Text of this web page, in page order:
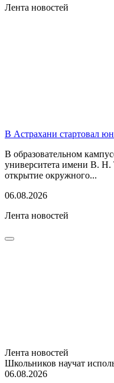
Лента новостей
В Астрахани стартовал
В образовательном
университета имени В.
открытие окружного...
06.08.2026
Лента новостей
Лента новостей
Школьников научат
06.08.2026